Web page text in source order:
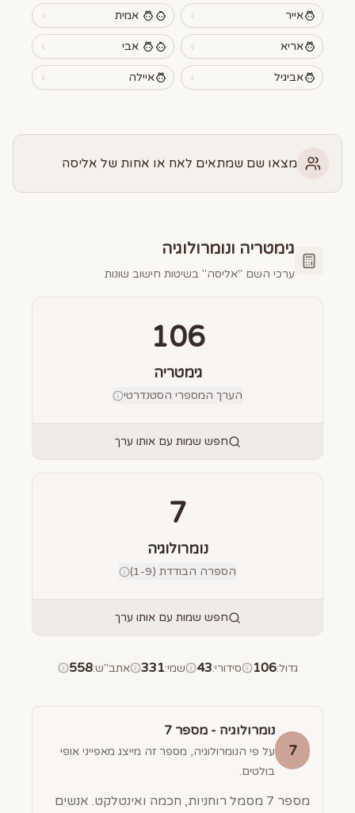
אייר אמית
אריא אבי
אביגיל איילה
מצאו שם שמתאים לאח או אחות של אליסה
גימטריה ונומרולוגיה
ערכי השם "אליסה" בשיטות חישוב שונות
106
גימטריה
הערך המספרי הסטנדרטי
חפש שמות עם אותו ערך
7
נומרולוגיה
הספרה הבודדת (1-9)
חפש שמות עם אותו ערך
גדול:
106 סידורי:
43 שמי:
331 אתב"ש:
558
7
נומרולוגיה - מספר 7
על פי הנומרולוגיה, מספר זה מייצג מאפייני אופי
בולטים.
מספר 7 מסמל רוחניות, חכמה ואינטלקט. אנשים